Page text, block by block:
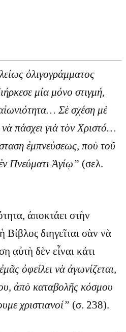
ὀλιγογράμματος
μία μόνο στιγμή,
Σὲ σχέση μὲ
νὰ πάσχει γιὰ τὸν Χριστό…
ἐμπνεύσεως, ποὺ τοῦ
Πνεύματι Ἁγίῳ” (σελ.
ἀποκτάει στὴν
Βίβλος διηγεῖται σὰν νὰ
αὐτὴ δὲν εἶναι κάτι
ὀφείλει νὰ ἀγωνίζεται,
ἀπὸ καταβολῆς κόσμου
χριστιανοί” (σ. 238).